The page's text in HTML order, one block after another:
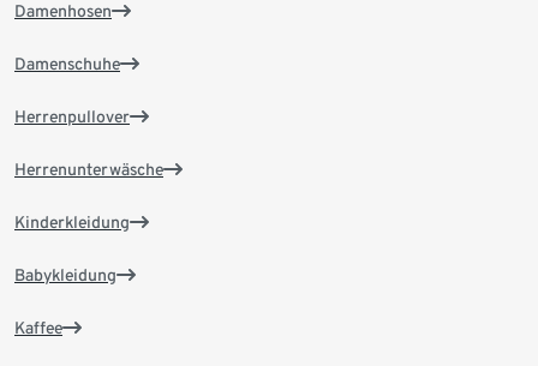
Damenhosen
Damenschuhe
Herrenpullover
Herrenunterwäsche
Kinderkleidung
Babykleidung
Kaffee